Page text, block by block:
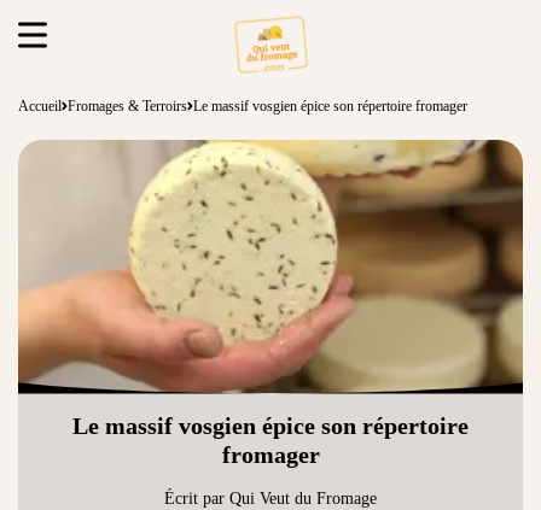
Accueil Fromages & Terroirs Le massif vosgien épice son répertoire fromager
Le massif vosgien épice son répertoire
fromager
Écrit par Qui Veut du Fromage